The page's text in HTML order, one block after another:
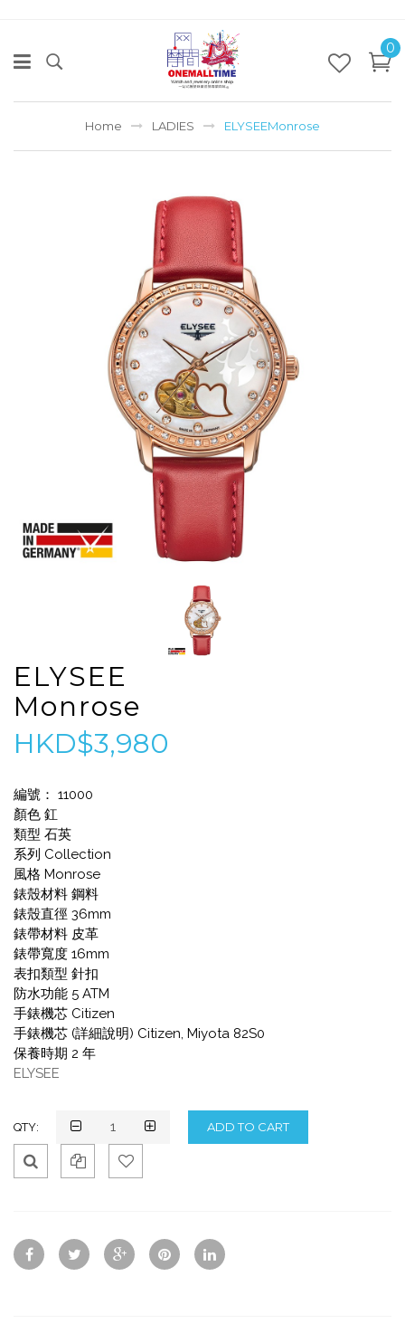
0
Home LADIES ELYSEEMonrose
ELYSEE
Monrose
HKD$3,980
編號： 11000
顏色 釭
類型 石英
系列 Collection
風格 Monrose
錶殼材料 鋼料
錶殼直徑 36mm
錶帶材料 皮革
錶帶寬度 16mm
表扣類型 針扣
防水功能 5 ATM
手錶機芯 Citizen
手錶機芯 (詳細說明) Citizen, Miyota 82S0
保養時期 2 年
ELYSEE
QTY:
Vie
w
To
Wis
To
Co